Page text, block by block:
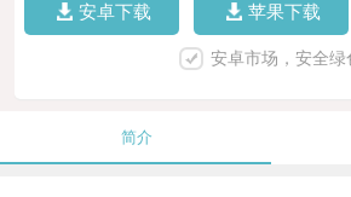
安卓下载 苹果下载
安卓市场，安全绿
简介